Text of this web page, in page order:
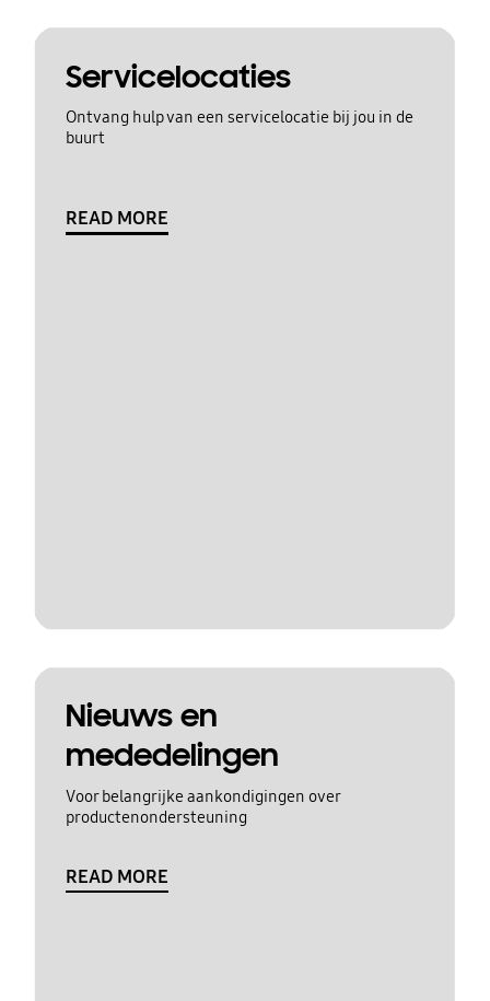
Servicelocaties
Ontvang hulp van een servicelocatie bij jou in de
buurt
READ MORE
Nieuws en
mededelingen
Voor belangrijke aankondigingen over
productenondersteuning
READ MORE